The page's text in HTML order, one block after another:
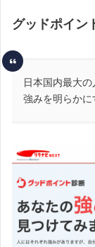
グッドポイン
日本国内最大
強みを明らか